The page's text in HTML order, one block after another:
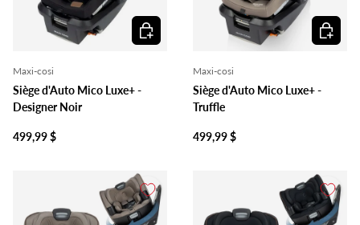
Maxi-cosi
Siège d'Auto Mico Luxe+ -
Designer Noir
499,99 $
Ajouter au panier
Maxi-cosi
Siège d'Auto Mico Luxe+ -
Truffle
499,99 $
Ajouter